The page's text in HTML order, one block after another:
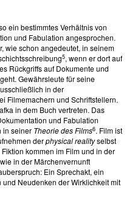
ein bestimmtes Verhältnis von
und Fabulation angesprochen.
wie schon angedeutet, in seinem
5, wenn er dort auf
Rückgriffs auf Dokumente und
Gewährsleute für seine
in der
Filmemachern und Schriftstellern.
in dem Buch vertreten. Das
und Fabulation
in seiner Theorie des Films6. Film ist
derphysical realityselbst
kommen im Film und in der
in der Märchenvernunft
Ein Sprechakt, ein
Neudenken der Wirklichkeit mit